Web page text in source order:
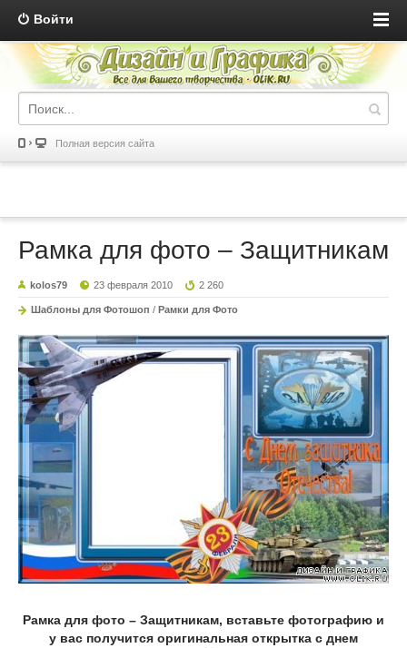
Войти
Полная версия сайта
Рамка для фото – Защитникам
kolos79 23 февраля 2010 2 260
Шаблоны для Фотошоп / Рамки для Фото
Рамка для фото – Защитникам, вставьте фотографию и
у вас получится оригинальная открытка с днем